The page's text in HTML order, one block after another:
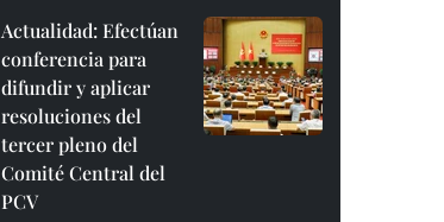
Actualidad: Efectúan
conferencia para
difundir y aplicar
resoluciones del
tercer pleno del
Comité Central del
PCV